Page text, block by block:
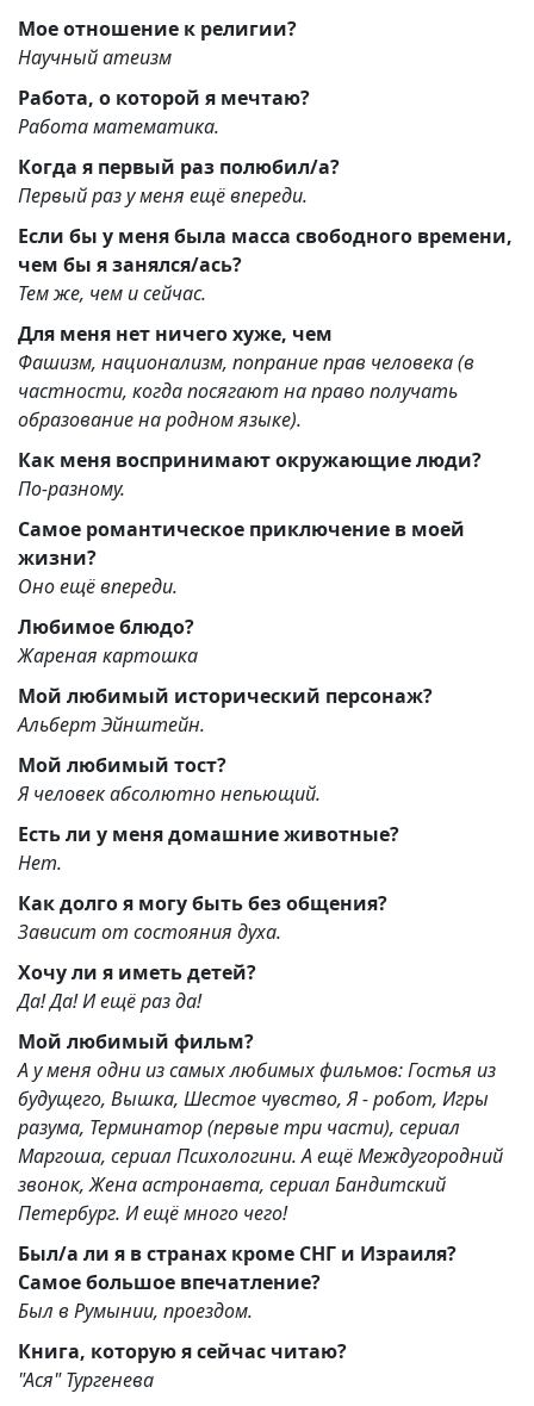
Мое отношение к религии?
Научный атеизм
Работа, о которой я мечтаю?
Работа математика.
Когда я первый раз полюбил/а?
Первый раз у меня ещё впереди.
Если бы у меня была масса свободного времени,
чем бы я занялся/ась?
Тем же, чем и сейчас.
Для меня нет ничего хуже, чем
Фашизм, национализм, попрание прав человека (в
частности, когда посягают на право получать
образование на родном языке).
Как меня воспринимают окружающие люди?
По-разному.
Самое романтическое приключение в моей
жизни?
Оно ещё впереди.
Любимое блюдо?
Жареная картошка
Мой любимый исторический персонаж?
Альберт Эйнштейн.
Мой любимый тост?
Я человек абсолютно непьющий.
Есть ли у меня домашние животные?
Нет.
Как долго я могу быть без общения?
Зависит от состояния духа.
Хочу ли я иметь детей?
Да! Да! И ещё раз да!
Мой любимый фильм?
А у меня одни из самых любимых фильмов: Гостья из
будущего, Вышка, Шестое чувство, Я - робот, Игры
разума, Терминатор (первые три части), сериал
Маргоша, сериал Психологини. А ещё Междугородний
звонок, Жена астронавта, сериал Бандитский
Петербург. И ещё много чего!
Был/а ли я в странах кроме СНГ и Израиля?
Самое большое впечатление?
Был в Румынии, проездом.
Книга, которую я сейчас читаю?
"Ася" Тургенева